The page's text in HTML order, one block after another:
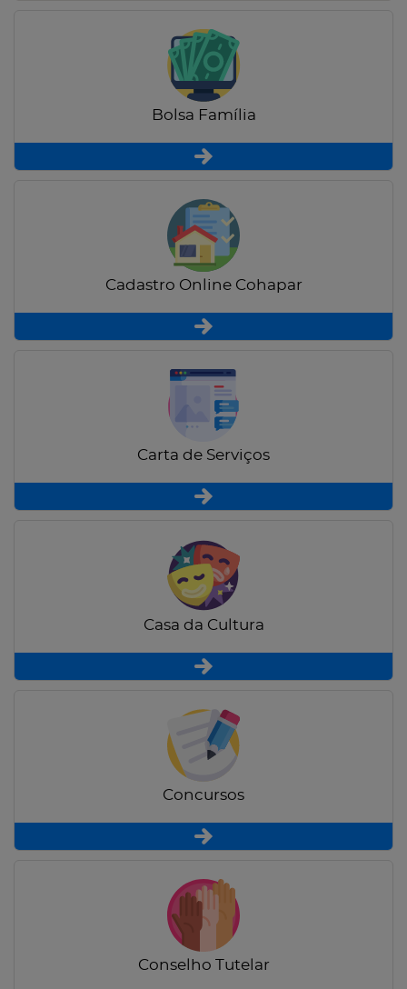
Bolsa Família
Cadastro Online Cohapar
Carta de Serviços
Casa da Cultura
Concursos
Conselho Tutelar